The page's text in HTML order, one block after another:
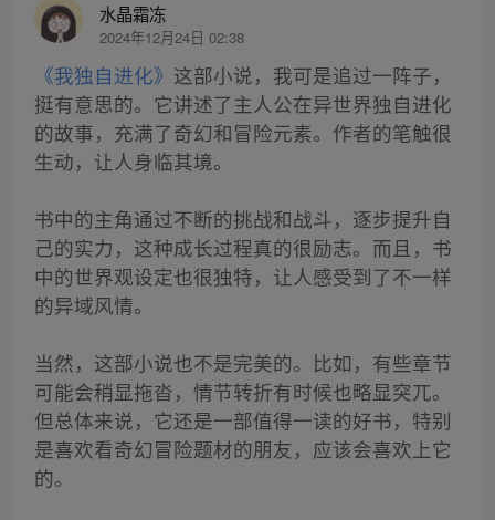
水晶霜冻
2024年12月24日 02:38
《我独自进化》 这部小说，我可是追过一阵子，
挺有意思的。它讲述了主人公在异世界独自进化
的故事，充满了奇幻和冒险元素。作者的笔触很
生动，让人身临其境。
书中的主角通过不断的挑战和战斗，逐步提升自
己的实力，这种成长过程真的很励志。而且，书
中的世界观设定也很独特，让人感受到了不一样
的异域风情。
当然，这部小说也不是完美的。比如，有些章节
可能会稍显拖沓，情节转折有时候也略显突兀。
但总体来说，它还是一部值得一读的好书，特别
是喜欢看奇幻冒险题材的朋友，应该会喜欢上它
的。